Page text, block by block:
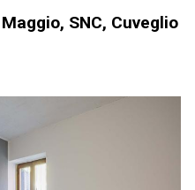
SNC, Cuveglio